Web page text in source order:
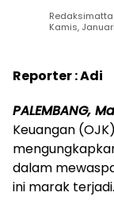
Kamis,
Reporter : Adi
PALEMBANG,
Keuangan
dalam
ini marak terjadi.